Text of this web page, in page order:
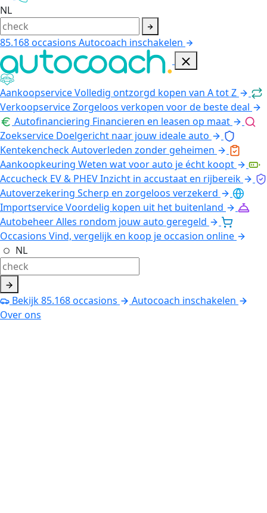
NL
85.168occasions Autocoach inschakelen
AankoopserviceVolledig ontzorgd kopen van A tot Z
VerkoopserviceZorgeloos verkopen voor de beste deal
Autofinanciering Financieren en leasen op maat
Zoekservice Doelgericht naar jouw ideale auto
KentekencheckAutoverleden zonder geheimen
Aankoopkeuring Weten wat voor auto je écht koopt
Accucheck EV & PHEVInzicht in accustaat en rijbereik
Autoverzekering Scherp en zorgeloos verzekerd
ImportserviceVoordelig kopen uit het buitenland
AutobeheerAlles rondom jouw auto geregeld
Occasions Vind, vergelijk en koop je occasion online
NL
Bekijk85.168occasions
Autocoach inschakelen
Over ons